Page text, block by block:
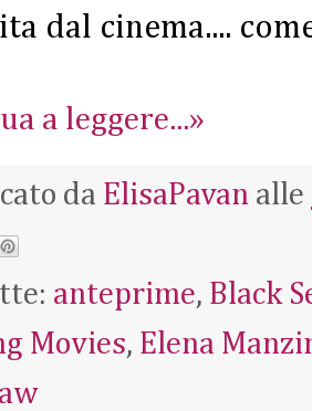
dal cinema....
a leggere...»
da ElisaPavan alle
anteprime, Black
Movies, Elena